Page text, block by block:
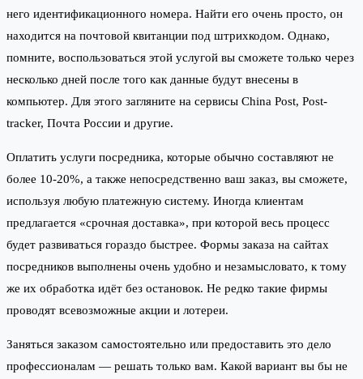
него идентификационного номера. Найти его очень просто, он
находится на почтовой квитанции под штрихкодом. Однако,
помните, воспользоваться этой услугой вы сможете только через
несколько дней после того как данные будут внесены в
компьютер. Для этого загляните на сервисы China Post, Post-
tracker, Почта России и другие.
Оплатить услуги посредника, которые обычно составляют не
более 10-20%, а также непосредственно ваш заказ, вы сможете,
используя любую платежную систему. Иногда клиентам
предлагается «срочная доставка», при которой весь процесс
будет развиваться гораздо быстрее. Формы заказа на сайтах
посредников выполнены очень удобно и незамысловато, к тому
же их обработка идёт без остановок. Не редко такие фирмы
проводят всевозможные акции и лотереи.
Заняться заказом самостоятельно или предоставить это дело
профессионалам — решать только вам. Какой вариант вы бы не